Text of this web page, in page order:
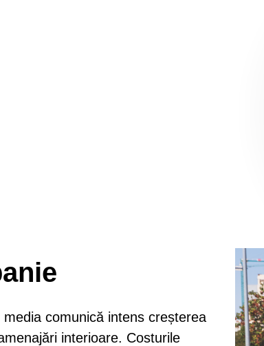
comunică intens creșterea
interioare. Costurile